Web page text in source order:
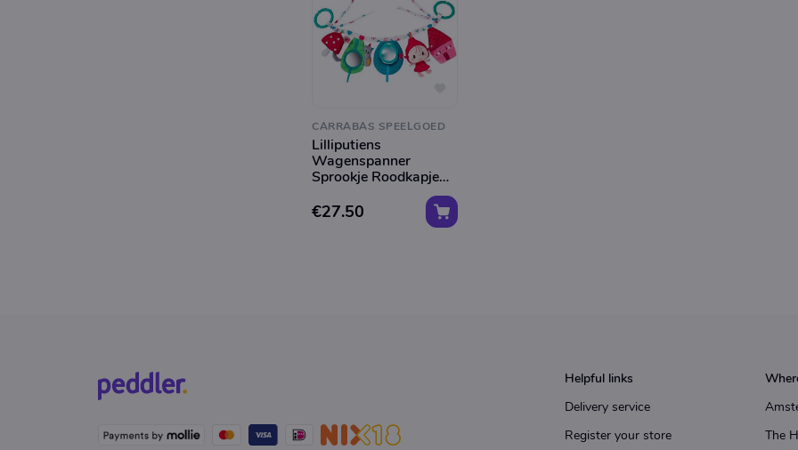
CARRABAS SPEELGOED
Lilliputiens
Wagenspanner
Sprookje Roodkapje
€27.50
Helpful links
Delivery service
Register your store
The